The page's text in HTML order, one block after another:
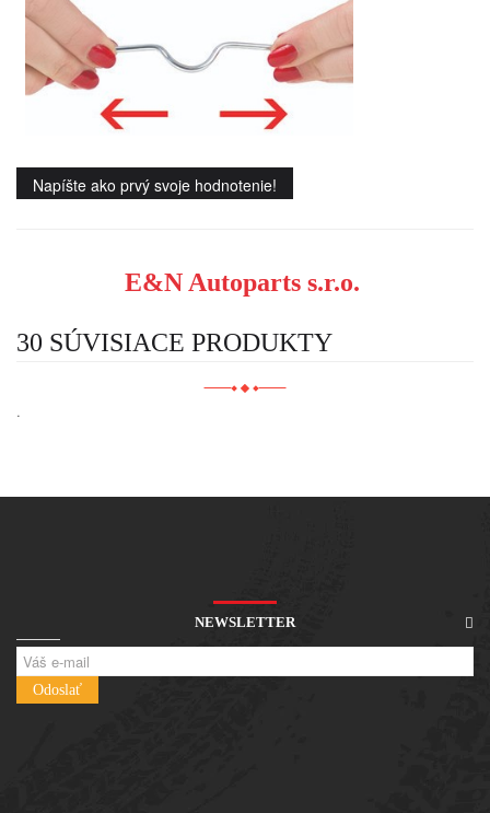
Napíšte ako prvý svoje hodnotenie!
E&N Autoparts s.r.o.
30 SÚVISIACE PRODUKTY
.
NEWSLETTER
Odoslať